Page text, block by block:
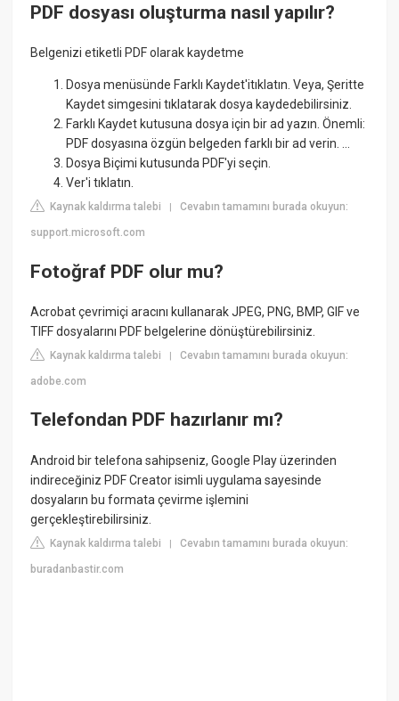
PDF dosyası oluşturma nasıl yapılır?
Belgenizi etiketli PDF olarak kaydetme
Dosya menüsünde Farklı Kaydet'itıklatın. Veya, Şeritte
Kaydet simgesini tıklatarak dosya kaydedebilirsiniz.
Farklı Kaydet kutusuna dosya için bir ad yazın. Önemli:
PDF dosyasına özgün belgeden farklı bir ad verin. ...
Dosya Biçimi kutusunda PDF'yi seçin.
Ver'i tıklatın.
Kaynak kaldırma talebi |Cevabın tamamını burada okuyun:
support.microsoft.com
Fotoğraf PDF olur mu?
Acrobat çevrimiçi aracını kullanarak JPEG, PNG, BMP, GIF ve
TIFF dosyalarını PDF belgelerine dönüştürebilirsiniz.
Kaynak kaldırma talebi |Cevabın tamamını burada okuyun:
adobe.com
Telefondan PDF hazırlanır mı?
Android bir telefona sahipseniz, Google Play üzerinden
indireceğiniz PDF Creator isimli uygulama sayesinde
dosyaların bu formata çevirme işlemini
gerçekleştirebilirsiniz.
Kaynak kaldırma talebi |Cevabın tamamını burada okuyun:
buradanbastir.com